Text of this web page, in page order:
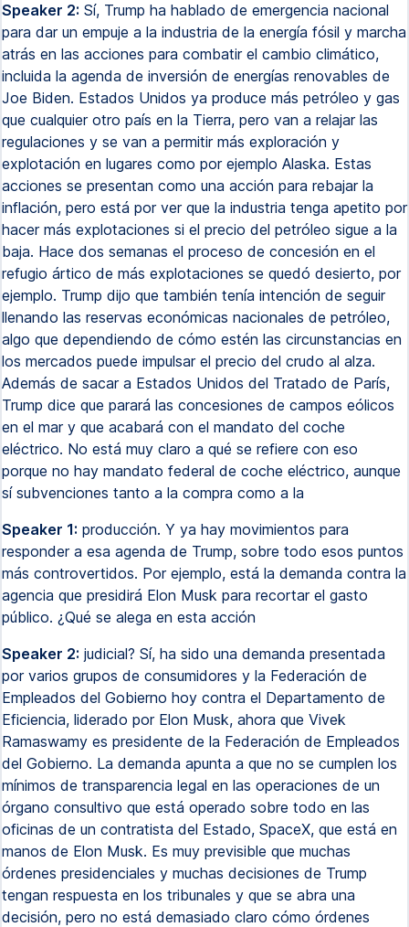
Speaker 2: Sí, Trump ha hablado de emergencia nacional
para dar un empuje a la industria de la energía fósil y marcha
atrás en las acciones para combatir el cambio climático,
incluida la agenda de inversión de energías renovables de
Joe Biden. Estados Unidos ya produce más petróleo y gas
que cualquier otro país en la Tierra, pero van a relajar las
regulaciones y se van a permitir más exploración y
explotación en lugares como por ejemplo Alaska. Estas
acciones se presentan como una acción para rebajar la
inflación, pero está por ver que la industria tenga apetito por
hacer más explotaciones si el precio del petróleo sigue a la
baja. Hace dos semanas el proceso de concesión en el
refugio ártico de más explotaciones se quedó desierto, por
ejemplo. Trump dijo que también tenía intención de seguir
llenando las reservas económicas nacionales de petróleo,
algo que dependiendo de cómo estén las circunstancias en
los mercados puede impulsar el precio del crudo al alza.
Además de sacar a Estados Unidos del Tratado de París,
Trump dice que parará las concesiones de campos eólicos
en el mar y que acabará con el mandato del coche
eléctrico. No está muy claro a qué se refiere con eso
porque no hay mandato federal de coche eléctrico, aunque
sí subvenciones tanto a la compra como a la
Speaker 1: producción. Y ya hay movimientos para
responder a esa agenda de Trump, sobre todo esos puntos
más controvertidos. Por ejemplo, está la demanda contra la
agencia que presidirá Elon Musk para recortar el gasto
público. ¿Qué se alega en esta acción
Speaker 2: judicial? Sí, ha sido una demanda presentada
por varios grupos de consumidores y la Federación de
Empleados del Gobierno hoy contra el Departamento de
Eficiencia, liderado por Elon Musk, ahora que Vivek
Ramaswamy es presidente de la Federación de Empleados
del Gobierno. La demanda apunta a que no se cumplen los
mínimos de transparencia legal en las operaciones de un
órgano consultivo que está operado sobre todo en las
oficinas de un contratista del Estado, SpaceX, que está en
manos de Elon Musk. Es muy previsible que muchas
órdenes presidenciales y muchas decisiones de Trump
tengan respuesta en los tribunales y que se abra una
decisión, pero no está demasiado claro cómo órdenes